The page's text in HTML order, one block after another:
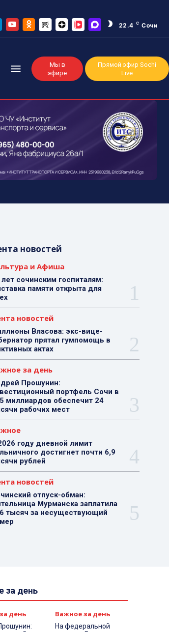
22.4 C Сочи
Мы в
эфире
Прямой эфир Sochi
Live
новостей
и Афиша
лет сочинским госпиталям:
памяти открыта для
новостей
Власова: экс-вице-
прятал гумпомощь в
актах
за день
Прошунин:
портфель Сочи в
миллиардов обеспечит 24
рабочих мест
году дневной лимит
достигнет почти 6,9
рублей
новостей
отпуск-обман:
Мурманска заплатила
тысяч за несуществующий
за день
день Важное за день
На федеральной